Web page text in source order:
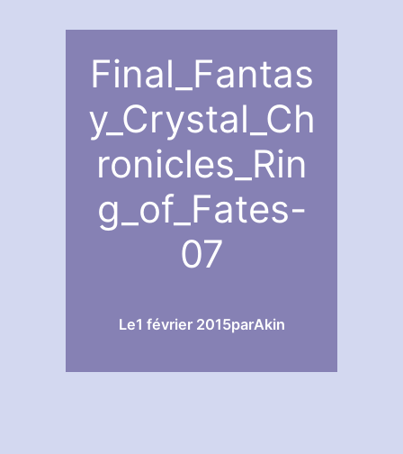
Final_Fantas
y_Crystal_Ch
ronicles_Rin
g_of_Fates-
07
Le1 février 2015parAkin